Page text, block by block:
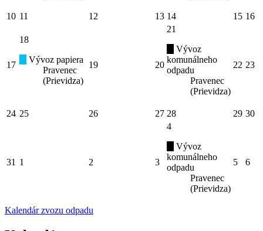
10 11 12 13 14 15 16
17
18
Vývoz papiera
Pravenec
(Prievidza)
19 20
21
Vývoz
komunálneho
odpadu
Pravenec
(Prievidza)
22 23
24 25 26 27 28 29 30
31 1 2 3
4
Vývoz
komunálneho
odpadu
Pravenec
(Prievidza)
5 6
Kalendár zvozu odpadu